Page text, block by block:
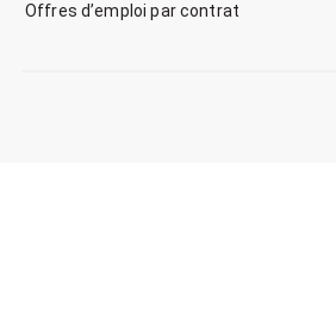
Offres d’emploi par contrat